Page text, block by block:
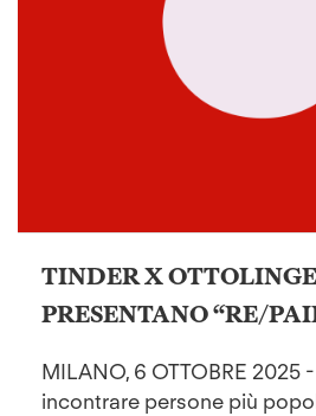
TINDER X
PRESENTANO “RE/
MILANO, 6 OTTOBRE 2025
incontrare persone più